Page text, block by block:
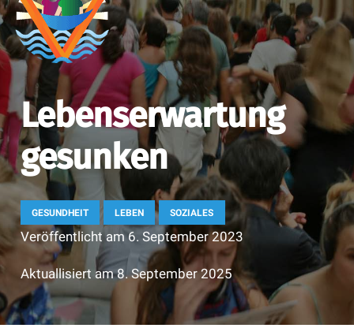
Lebenserwartung
gesunken
GESUNDHEIT LEBEN SOZIALES
Veröffentlicht am6. September 2023
Aktuallisiert am8. September 2025